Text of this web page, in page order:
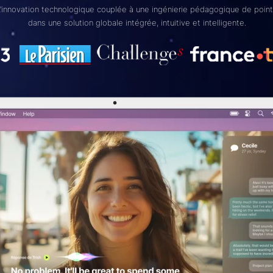
technologique couplée à une ingénierie pédagogique de
dans une solution globale intégrée, intuitive et intelligente.